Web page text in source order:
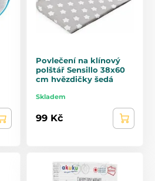
Povlečení na klínový
polštář Sensillo 38x60
cm hvězdičky šedá
Skladem
99 Kč